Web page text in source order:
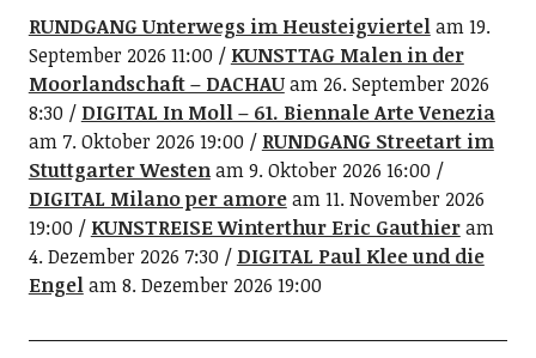
RUNDGANG Unterwegs im Heusteigviertelam 19.
September 2026 11:00
KUNSTTAG Malen in der
Moorlandschaft – DACHAUam 26. September 2026
8:30
DIGITAL In Moll – 61. Biennale Arte Venezia
am 7. Oktober 2026 19:00
RUNDGANG Streetart im
Stuttgarter Westenam 9. Oktober 2026 16:00
DIGITAL Milano per amoream 11. November 2026
19:00
KUNSTREISE Winterthur Eric Gauthieram
4. Dezember 2026 7:30
DIGITAL Paul Klee und die
Engelam 8. Dezember 2026 19:00